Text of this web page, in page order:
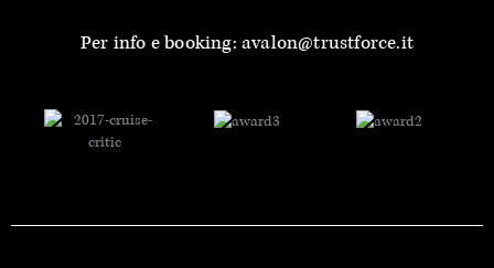
Per info e booking: avalon@trustforce.it